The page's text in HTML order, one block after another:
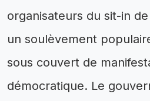
organisateurs du sit-in
un soulèvement
sous couvert de
démocratique. Le